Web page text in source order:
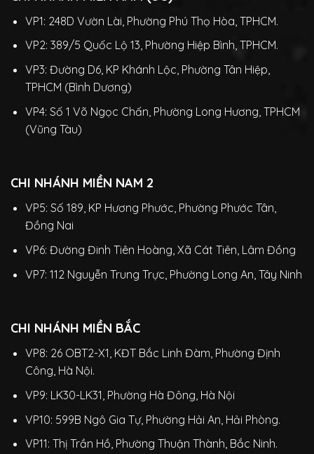
VP1: 248D Vườn Lài, Phường Phú Thọ Hòa, TPHCM.
VP2: 389/5 Quốc Lộ 13, Phường Hiệp Bình, TPHCM.
VP3: Đường D6, KP Khánh Lộc, Phường Tân Hiệp,
TPHCM (Bình Dương)
VP4: Số 1 Võ Ngọc Chấn, Phường Long Hương, TPHCM
(Vũng Tàu)
CHI NHÁNH MIỀN NAM 2
VP5: Số 189, KP Hương Phước, Phường Phước Tân,
Đồng Nai
VP6: Đường Đinh Tiên Hoàng, Xã Cát Tiên, Lâm Đồng
VP7: 112 Nguyễn Trung Trực, Phường Long An, Tây Ninh
CHI NHÁNH MIỀN BẮC
VP8: 26 OBT2-X1, KĐT Bắc Linh Đàm, Phường Định
Công, Hà Nội.
VP9: LK30-LK31, Phường Hà Đông, Hà Nội
VP10: 599B Ngô Gia Tự, Phường Hải An, Hải Phòng.
VP11: Thị Trần Hồ, Phường Thuận Thành, Bắc Ninh.